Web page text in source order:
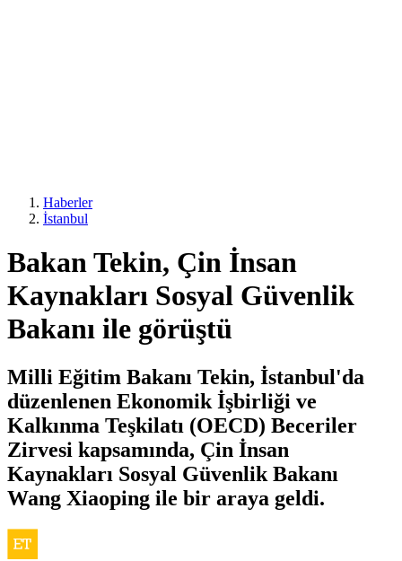
Haberler
İstanbul
Bakan Tekin, Çin İnsan
Kaynakları Sosyal Güvenlik
Bakanı ile görüştü
Milli Eğitim Bakanı Tekin, İstanbul'da
düzenlenen Ekonomik İşbirliği ve
Kalkınma Teşkilatı (OECD) Beceriler
Zirvesi kapsamında, Çin İnsan
Kaynakları Sosyal Güvenlik Bakanı
Wang Xiaoping ile bir araya geldi.